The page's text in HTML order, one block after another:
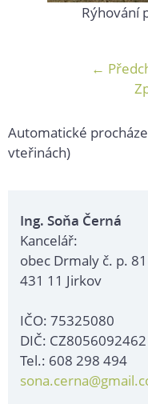
Rýhování
←
Automatické
vteřinách)
Ing. Soňa Černá
Kancelář:
obec Drmaly č. p. 81
431 11 Jirkov
IČO: 75325080
DIČ: CZ8056092462
Tel.: 608 298 494